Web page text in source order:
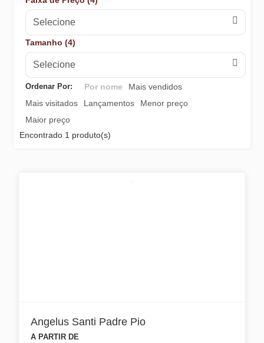
Selecione
Tamanho (4)
Selecione
Ordenar Por: Por nome
Mais vendidos
Mais visitados
Lançamentos
Menor preço
Maior preço
Encontrado 1 produto(s)
Angelus Santi Padre Pio
A PARTIR DE